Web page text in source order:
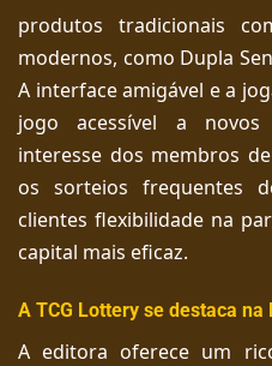
produtos tradicionais
modernos, como Dupla
A interface amigável e a
jogo acessível a
interesse dos membros
os sorteios frequentes
clientes flexibilidade na
capital mais eficaz.
A TCG Lottery se destaca na
A editora oferece um